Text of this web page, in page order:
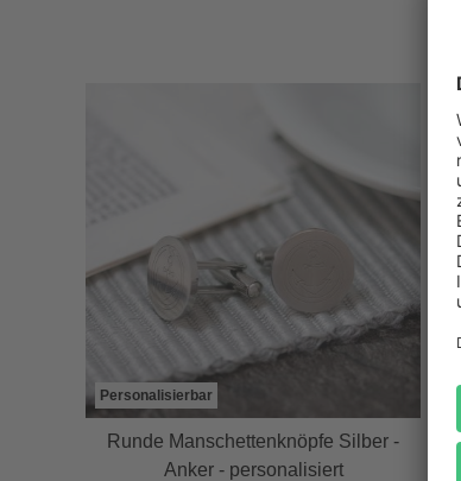
Personalisierbar
Runde Manschettenknöpfe Silber -
Anker - personalisiert